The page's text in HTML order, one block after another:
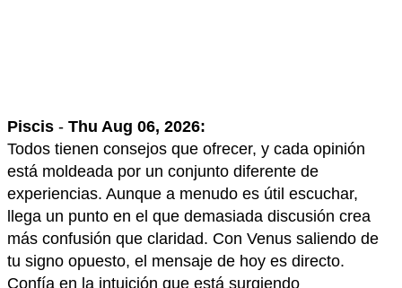
Piscis - Thu Aug 06, 2026:
Todos tienen consejos que ofrecer, y cada opinión
está moldeada por un conjunto diferente de
experiencias. Aunque a menudo es útil escuchar,
llega un punto en el que demasiada discusión crea
más confusión que claridad. Con Venus saliendo de
tu signo opuesto, el mensaje de hoy es directo.
Confía en la intuición que está surgiendo